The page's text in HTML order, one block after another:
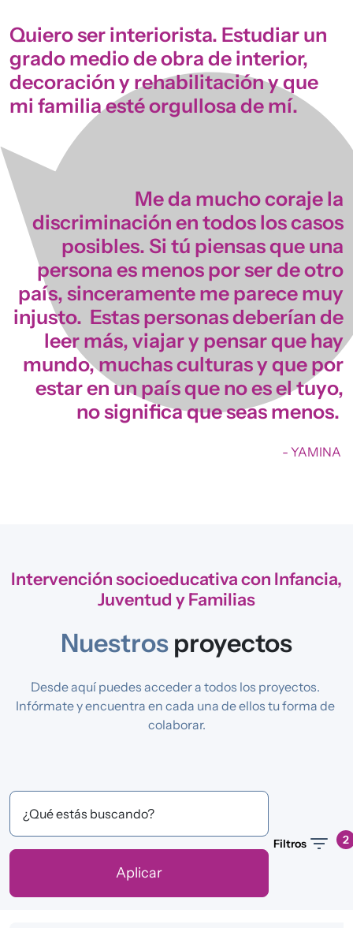
Quiero ser interiorista. Estudiar un
grado medio de obra de interior,
decoración y rehabilitación y que
mi familia esté orgullosa de mí.
Me da mucho coraje la
discriminación en todos los casos
posibles. Si tú piensas que una
persona es menos por ser de otro
país, sinceramente me parece muy
injusto. Estas personas deberían de
leer más, viajar y pensar que hay
mundo, muchas culturas y que por
estar en un país que no es el tuyo,
no significa que seas menos.
- YAMINA
Intervención socioeducativa con Infancia,
Juventud y Familias
Nuestros proyectos
Desde aquí puedes acceder a todos los proyectos.
Infórmate y encuentra en cada una de ellos tu forma de
colaborar.
¿Qué estás buscando?
Filtros 2